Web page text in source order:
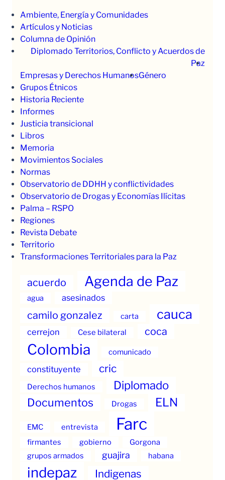
Ambiente, Energía y Comunidades
Artículos y Noticias
Columna de Opinión
Diplomado Territorios, Conflicto y Acuerdos de
Paz
Empresas y Derechos HumanosGénero
Grupos Étnicos
Historia Reciente
Informes
Justicia transicional
Libros
Memoria
Movimientos Sociales
Normas
Observatorio de DDHH y conflictividades
Observatorio de Drogas y Economías Ilícitas
Palma – RSPO
Regiones
Revista Debate
Territorio
Transformaciones Territoriales para la Paz
acuerdo Agenda de Paz
agua asesinados
camilo gonzalez carta cauca
cerrejon Cese bilateral coca
Colombia comunicado
constituyente cric
Derechos humanos Diplomado
Documentos Drogas ELN
EMC entrevista Farc
firmantes gobierno
Gorgona
grupos armados
guajira habana
indepaz Indigenas